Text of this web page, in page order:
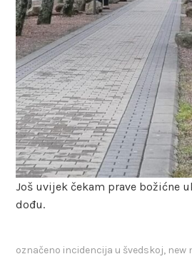
Još uvijek čekam prave božićne
dođu.
označeno incidencija u švedskoj, new